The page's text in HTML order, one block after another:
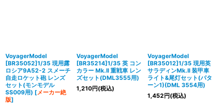
VoyagerModel
[BR35052]1/35 現用露
ロシア9A52-2 スメーチ
自走ロケット砲 レンズ
セット(モンモデル
SS009用) [メーカー絶
版]
VoyagerModel
[BR35214]1/35 英 コン
カラー Mk.II 重戦車 レン
ズセット(DML3555用)
1,210円(税込)
VoyagerModel
[BR35012]1/35 現用英
サラディンMk.II 装甲車
ライト&尾灯セット(パタ
ーン1)(DML 3554用)
1,452円(税込)